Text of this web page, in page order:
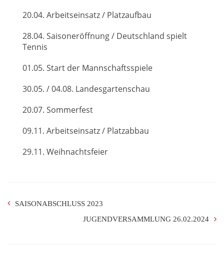
20.04. Arbeitseinsatz / Platzaufbau
28.04. Saisoneröffnung / Deutschland spielt
Tennis
01.05. Start der Mannschaftsspiele
30.05. / 04.08. Landesgartenschau
20.07. Sommerfest
09.11. Arbeitseinsatz / Platzabbau
29.11. Weihnachtsfeier
SAISONABSCHLUSS 2023
JUGENDVERSAMMLUNG 26.02.2024